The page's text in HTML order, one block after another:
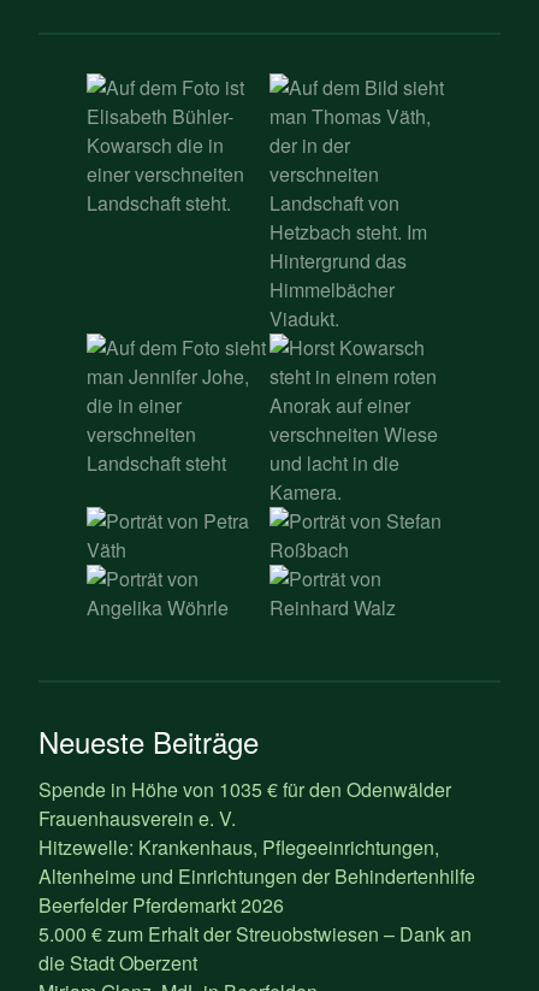
Neueste Beiträge
Spende in Höhe von 1035 € für den Odenwälder
Frauenhausverein e. V.
Hitzewelle: Krankenhaus, Pflegeeinrichtungen,
Altenheime und Einrichtungen der Behindertenhilfe
Beerfelder Pferdemarkt 2026
5.000 € zum Erhalt der Streuobstwiesen – Dank an
die Stadt Oberzent